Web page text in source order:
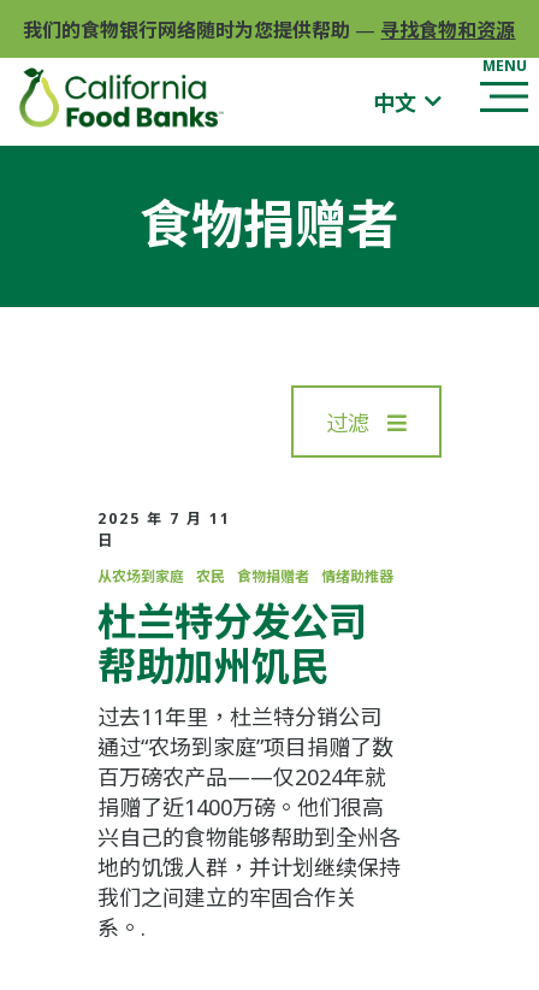
我们的食物银行网络随时为您提供帮助 — 寻找食物和资源
中文
食物捐赠者
过滤
2025 年 7 月 11
日
从农场到家庭
农民 食物捐赠者 情绪助推器
杜兰特分发公司
帮助加州饥民
过去11年里，杜兰特分销公司
通过“农场到家庭”项目捐赠了数
百万磅农产品——仅2024年就
捐赠了近1400万磅。他们很高
兴自己的食物能够帮助到全州各
地的饥饿人群，并计划继续保持
我们之间建立的牢固合作关
系。.